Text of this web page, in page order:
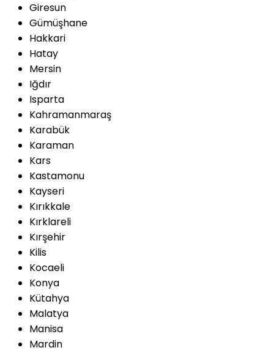
Giresun
Gümüşhane
Hakkari
Hatay
Mersin
Iğdır
Isparta
Kahramanmaraş
Karabük
Karaman
Kars
Kastamonu
Kayseri
Kırıkkale
Kırklareli
Kırşehir
Kilis
Kocaeli
Konya
Kütahya
Malatya
Manisa
Mardin